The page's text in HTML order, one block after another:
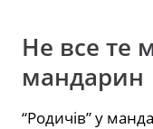
Не все те
мандарин
“Родичів” у